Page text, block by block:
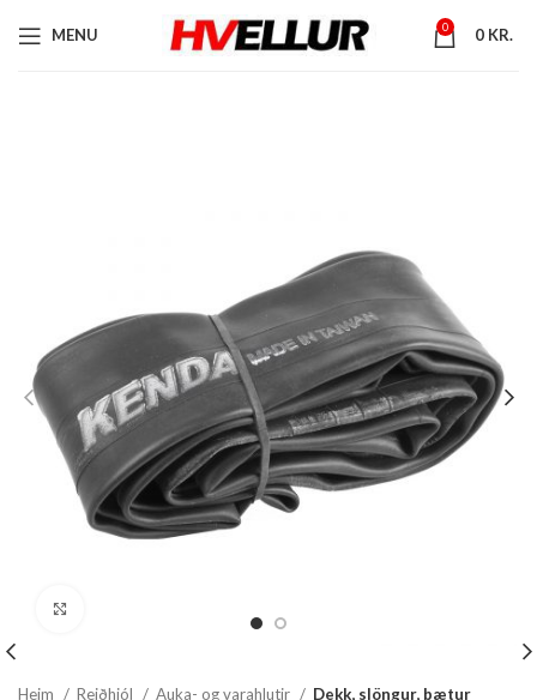
MENU 0 0 KR.
Heim Reiðhjól Auka- og varahlutir Dekk, slöngur, bætur